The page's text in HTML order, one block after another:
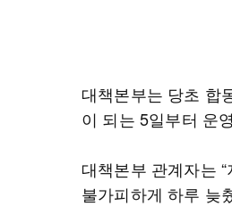
대책본부는 당초 합
이 되는 5일부터 운
대책본부 관계자는
불가피하게 하루 늦